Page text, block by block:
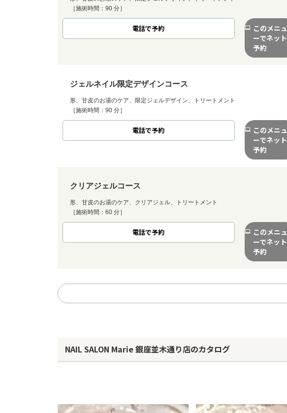
［施術時間：90 分］
電話で予約
このメニュ
ーでネット
予約
ジェルネイル限定デザインコース
形、甘皮のお湯のケア、限定ジェルデザイン、トリートメント
［施術時間：90 分］
電話で予約
このメニュ
ーでネット
予約
クリアジェルコース
形、甘皮のお湯のケア、クリアジェル、トリートメント
［施術時間：60 分］
電話で予約
このメニュ
ーでネット
予約
NAIL SALON Marie 銀座並木通り店のカタログ